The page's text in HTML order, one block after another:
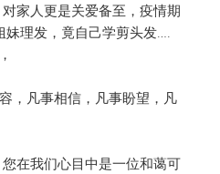
家人更是关爱备至，疫情期
妹理发，竟自己学剪头发….
，凡事相信，凡事盼望，凡
在我们心目中是一位和蔼可